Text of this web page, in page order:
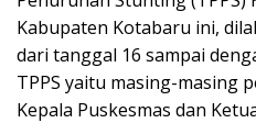
Kabupaten Kotabaru ini,
dari tanggal 16 sampai
TPPS yaitu masing-masing
Kepala Puskesmas dan